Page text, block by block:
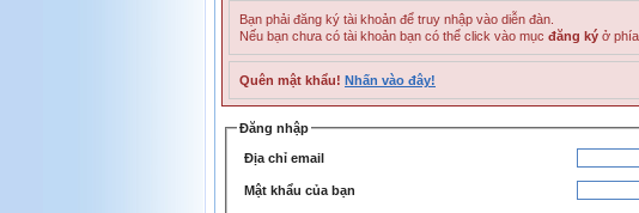
Bạn phải đăng ký tài khoản để truy nhập vào diễn đàn.
Nếu bạn chưa có tài khoản bạn có thể click vào mục đăng ký ở
Quên mật khẩu! Nhấn vào đây!
Đăng nhập
Địa chỉ email
Mật khẩu của bạn